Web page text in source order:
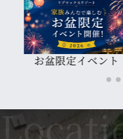
ントをご利用頂きあ
からの要請に従いレ
期間を延長させてい
通常営業時間 18:00
現在二部制でのご案
営業時間 18:00～
まで・カラオケ終日
ふるさと納税